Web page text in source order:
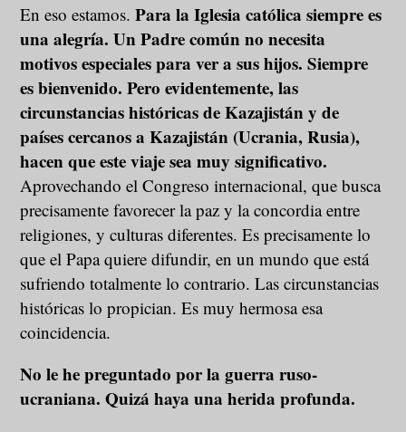
En eso estamos.Para la Iglesia católica siempre es
una alegría. Un Padre común no necesita
motivos especiales para ver a sus hijos. Siempre
es bienvenido. Pero evidentemente, las
circunstancias históricas de Kazajistán y de
países cercanos a Kazajistán (Ucrania, Rusia),
hacen que este viaje sea muy significativo.
Aprovechando el Congreso internacional, que busca
precisamente favorecer la paz y la concordia entre
religiones, y culturas diferentes. Es precisamente lo
que el Papa quiere difundir, en un mundo que está
sufriendo totalmente lo contrario. Las circunstancias
históricas lo propician. Es muy hermosa esa
coincidencia.
No le he preguntado por la guerra ruso-
ucraniana. Quizá haya una herida profunda.